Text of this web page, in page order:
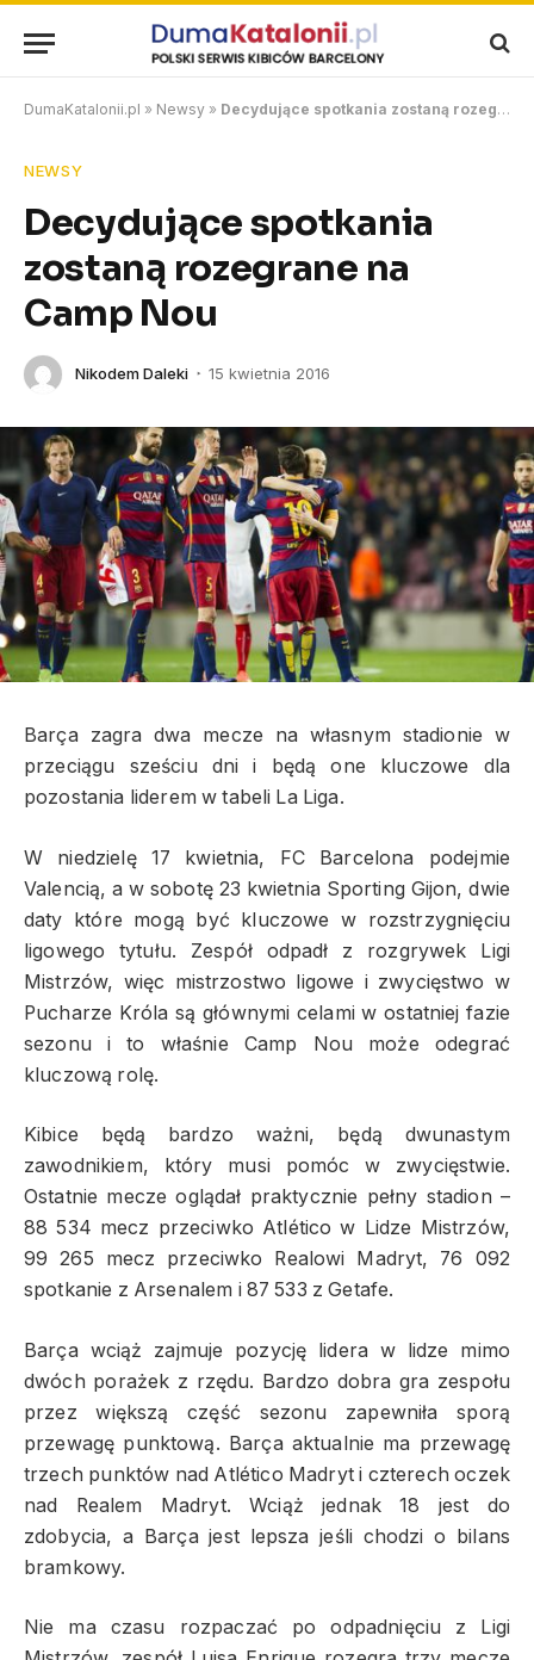
DumaKatalonii.pl » Newsy » Decydujące spotkania zostaną rozegrane na Camp Nou
NEWSY
Decydujące spotkania
zostaną rozegrane na
Camp Nou
Nikodem Daleki 15 kwietnia 2016
Barça zagra dwa mecze na własnym stadionie w
przeciągu sześciu dni i będą one kluczowe dla
pozostania liderem w tabeli La Liga.
W niedzielę 17 kwietnia, FC Barcelona podejmie
Valencią, a w sobotę 23 kwietnia Sporting Gijon, dwie
daty które mogą być kluczowe w rozstrzygnięciu
ligowego tytułu. Zespół odpadł z rozgrywek Ligi
Mistrzów, więc mistrzostwo ligowe i zwycięstwo w
Pucharze Króla są głównymi celami w ostatniej fazie
sezonu i to właśnie Camp Nou może odegrać
kluczową rolę.
Kibice będą bardzo ważni, będą dwunastym
zawodnikiem, który musi pomóc w zwycięstwie.
Ostatnie mecze oglądał praktycznie pełny stadion –
88 534 mecz przeciwko Atlético w Lidze Mistrzów,
99 265 mecz przeciwko Realowi Madryt, 76 092
spotkanie z Arsenalem i 87 533 z Getafe.
Barça wciąż zajmuje pozycję lidera w lidze mimo
dwóch porażek z rzędu. Bardzo dobra gra zespołu
przez większą część sezonu zapewniła sporą
przewagę punktową. Barça aktualnie ma przewagę
trzech punktów nad Atlético Madryt i czterech oczek
nad Realem Madryt. Wciąż jednak 18 jest do
zdobycia, a Barça jest lepsza jeśli chodzi o bilans
bramkowy.
Nie ma czasu rozpaczać po odpadnięciu z Ligi